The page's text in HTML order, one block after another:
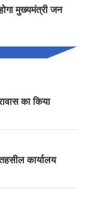
मुख्यमंत्री जन
का किया
कार्यालय